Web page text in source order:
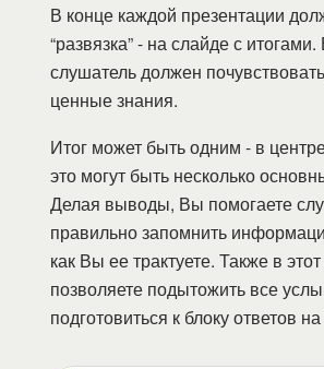
В конце каждой презентации
“развязка” - на слайде с
слушатель должен
ценные знания.
Итог может быть одним - в
это могут быть несколько
Делая выводы, Вы помогаете
правильно запомнить
как Вы ее трактуете. Также в
позволяете подытожить все
подготовиться к блоку ответов